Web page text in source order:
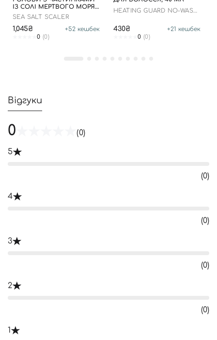
ІЗ СОЛІ МЕРТВОГО МОРЯ,
300 МЛ
SEA SALT SCALER
1,045₴ +52 кешбек
0 (0)
HEATING GUARD NO-WASH
430₴ +21 кешбек
0 (0)
Відгуки
0 (0)
5
(0)
4
(0)
3
(0)
2
(0)
1